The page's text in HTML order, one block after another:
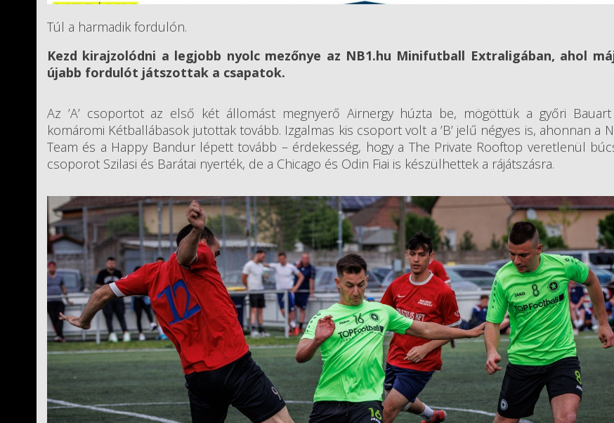
Túl a harmadik fordulón.
Kezd kirajzolódni a legjobb nyolc mezőnye az NB1.hu Minifutball Extraligában, ahol
újabb fordulót játszottak a csapatok.
Az ’A’ csoportot az első két állomást megnyerő Airnergy húzta be, mögöttük a győri
komáromi Kétballábasok jutottak tovább. Izgalmas kis csoport volt a ’B’ jelű négyes is, ahonnan a
Team és a Happy Bandur lépett tovább – érdekesség, hogy a The Private Rooftop veretlenül
csoporot Szilasi és Barátai nyerték, de a Chicago és Odin Fiai is készülhettek a rájátszásra.